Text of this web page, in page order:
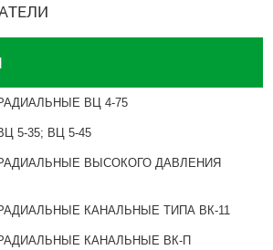
ВЦ 4-75
5-35; ВЦ 5-45
ВЫСОКОГО ДАВЛЕНИЯ
КАНАЛЬНЫЕ ТИПА ВК-11
КАНАЛЬНЫЕ ВК-П